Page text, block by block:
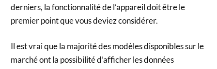
derniers, la fonctionnalité de l’appareil doit être le
premier point que vous deviez considérer.
Il est vrai que la majorité des modèles disponibles sur le
marché ont la possibilité d’afficher les données